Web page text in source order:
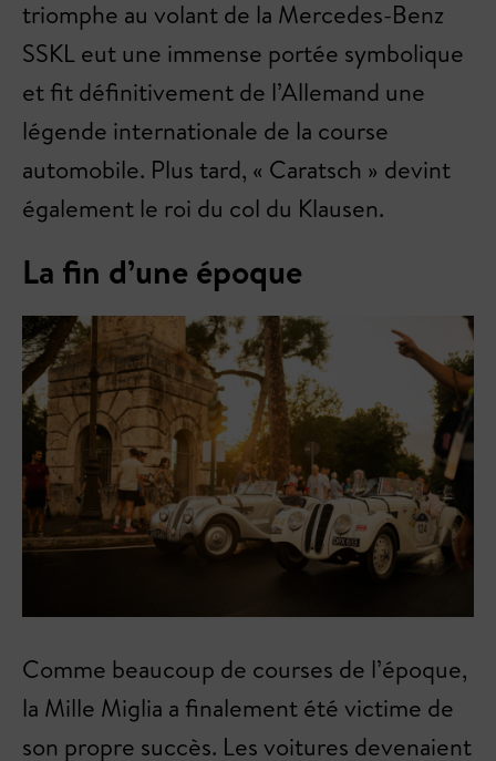
triomphe au volant de la Mercedes-Benz
SSKL eut une immense portée symbolique
et fit définitivement de l’Allemand une
légende internationale de la course
automobile. Plus tard, « Caratsch » devint
également le roi du col du Klausen.
La fin d’une époque
Comme beaucoup de courses de l’époque,
la Mille Miglia a finalement été victime de
son propre succès. Les voitures devenaient